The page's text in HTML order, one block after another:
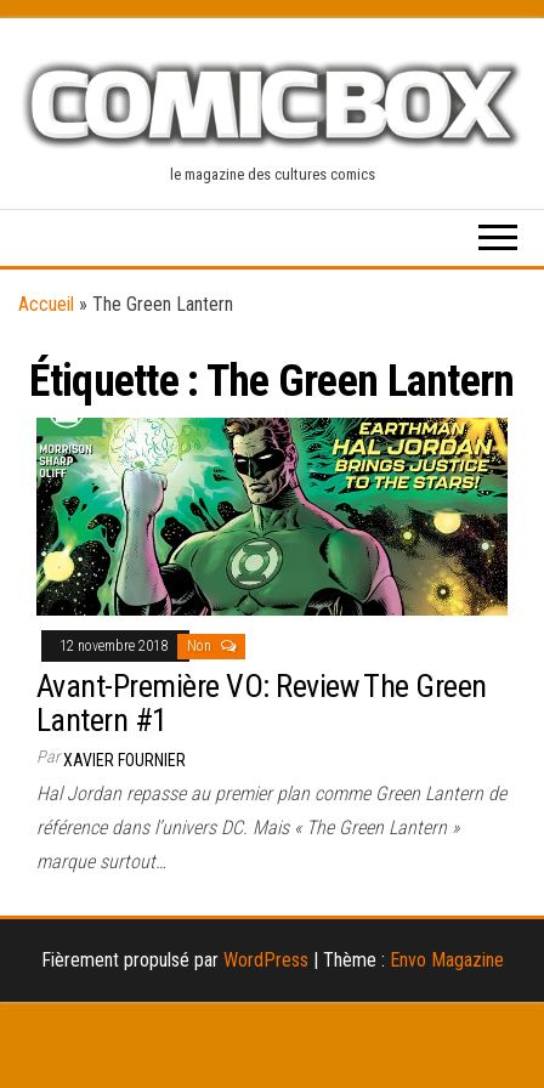
content
le magazine des cultures comics
Accueil » The Green Lantern
Étiquette : The Green Lantern
12 novembre 2018 Non
Avant-Première VO: Review The Green
Lantern #1
ParXAVIER FOURNIER
Hal Jordan repasse au premier plan comme Green Lantern de
référence dans l’univers DC. Mais « The Green Lantern »
marque surtout…
Fièrement propulsé par WordPress Thème : Envo Magazine